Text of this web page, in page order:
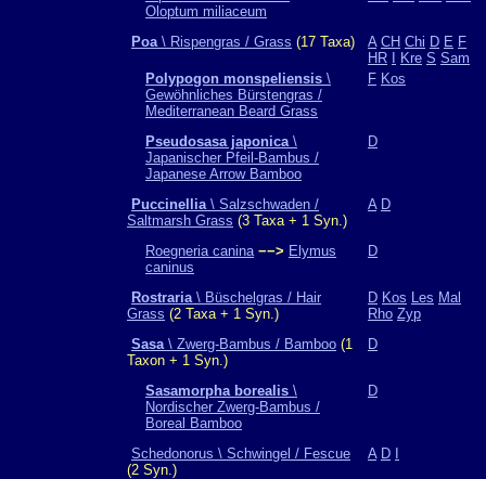
Oloptum miliaceum
Poa\ Rispengras / Grass (17 Taxa) A CH Chi D E F
HR
Kre S Sam
Polypogon monspeliensis \
Gewöhnliches Bürstengras /
Mediterranean Beard Grass
F Kos
Pseudosasa japonica\
Japanischer Pfeil-Bambus /
Japanese Arrow Bamboo
D
Puccinellia\ Salzschwaden /
Saltmarsh Grass (3 Taxa + 1 Syn.)
A D
Roegneria canina −−> Elymus
caninus
D
Rostraria\ Büschelgras / Hair
Grass (2 Taxa + 1 Syn.)
D Kos Les Mal
Rho Zyp
Sasa\ Zwerg-Bambus / Bamboo (1
Taxon + 1 Syn.)
D
Sasamorpha borealis \
Nordischer Zwerg-Bambus /
Boreal Bamboo
D
Schedonorus \ Schwingel / Fescue
(2 Syn.)
A D